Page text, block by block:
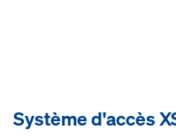
Système d'accès